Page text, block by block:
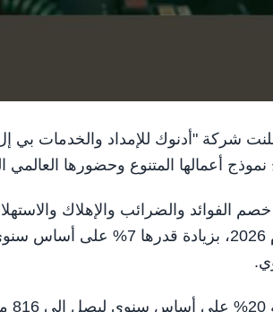
وام/ أعلنت شركة "أدنوك للإمداد